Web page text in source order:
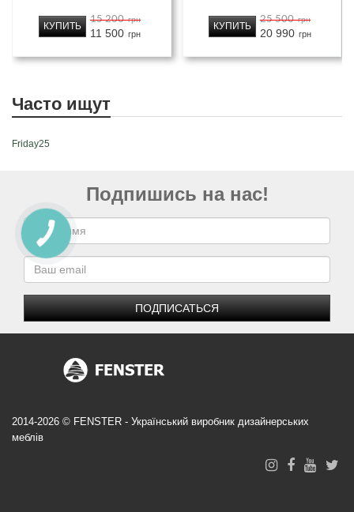
15 200 грн
11 500 грн
КУПИТЬ
25 500 грн
20 990 грн
КУПИТЬ
Часто ищут
Friday25
Подпишись на нас!
ПОДПИСАТЬСЯ
2014-2026 © FENSTER - Український виробник дизайнерських
меблів